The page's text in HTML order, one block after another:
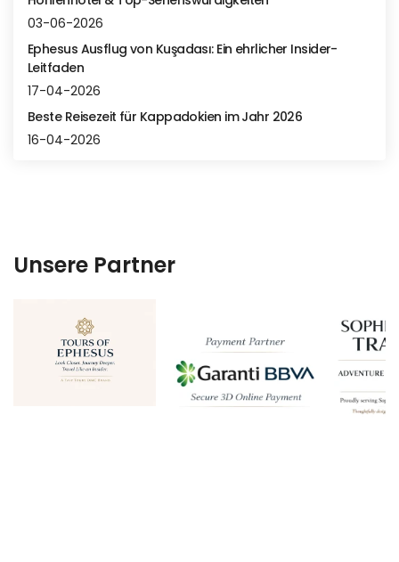
03-06-2026
Ephesus Ausflug von Kuşadası: Ein ehrlicher Insider-
Leitfaden
17-04-2026
Beste Reisezeit für Kappadokien im Jahr 2026
16-04-2026
Unsere Partner